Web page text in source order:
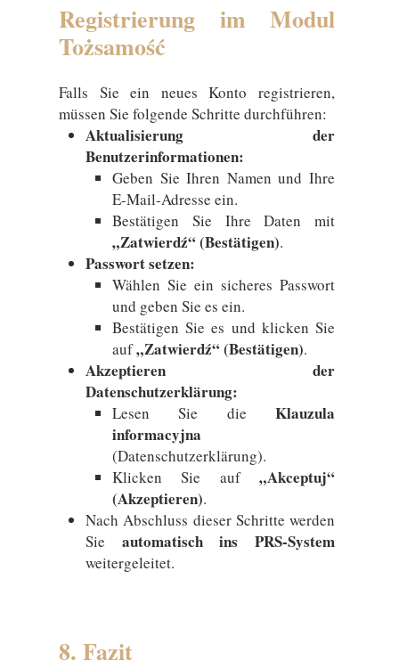
Registrierung im Modul
Tożsamość
Falls Sie ein neues Konto registrieren,
müssen Sie folgende Schritte durchführen:
Aktualisierung der
Benutzerinformationen:
Geben Sie Ihren Namen und Ihre
E-Mail-Adresse ein.
Bestätigen Sie Ihre Daten mit
„Zatwierdź“ (Bestätigen).
Passwort setzen:
Wählen Sie ein sicheres Passwort
und geben Sie es ein.
Bestätigen Sie es und klicken Sie
auf„Zatwierdź“ (Bestätigen).
Akzeptieren der
Datenschutzerklärung:
Lesen Sie die Klauzula
informacyjna
(Datenschutzerklärung).
Klicken Sie auf „Akceptuj“
(Akzeptieren).
Nach Abschluss dieser Schritte werden
Sie automatisch ins PRS-System
weitergeleitet.
8. Fazit